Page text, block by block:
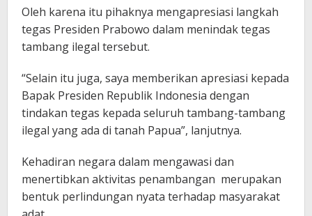
Oleh karena itu pihaknya mengapresiasi langkah
tegas Presiden Prabowo dalam menindak tegas
tambang ilegal tersebut.
“Selain itu juga, saya memberikan apresiasi kepada
Bapak Presiden Republik Indonesia dengan
tindakan tegas kepada seluruh tambang-tambang
ilegal yang ada di tanah Papua”, lanjutnya.
Kehadiran negara dalam mengawasi dan
menertibkan aktivitas penambangan merupakan
bentuk perlindungan nyata terhadap masyarakat